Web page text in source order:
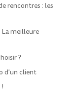
rencontres : les
La meilleure
?
d'un client